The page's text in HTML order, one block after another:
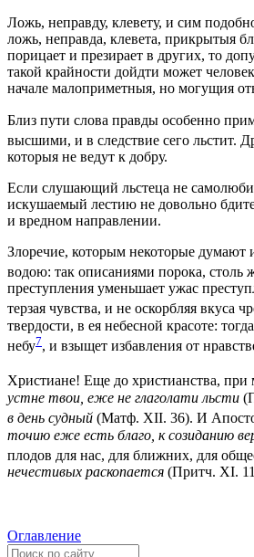
Ложь, неправду, клевету, и сим
ложь, неправда, клевета, прикрытыя
порицает и презирает в других, то
такой крайности дойдти может
начале малоприметныя, но могущия
Близ пути слова правды особенно
высшими, и в следствие сего льстит.
которыя не ведут к добру.
Если слушающий льстеца не
искушаемый лестию не довольно
и вредном направлении.
Злоречие, которым некоторые думают
водою: так описаниями порока, столь
преступления уменьшает ужас
терзая чувства, и не оскорбляя вкуса
твердости, в ея небесной красоте:
небу7, и взыщет избавления от
Христиане! Еще до христианства, при
устне твои, еже не глаголати льсти
в день судный (Матф. XII. 36). И
точию еже есть благо, к созиданию
плодов для нас, для ближних, для
нечестивых раскопается (Притч. XI.
Оглавление